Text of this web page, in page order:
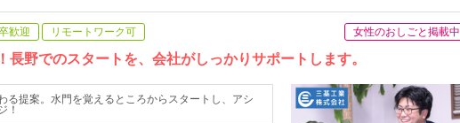
歓迎 リモートワーク可 女性のおしごと掲載中
野でのスタートを、会社がしっかりサポートします。
る提案。水門を覚えるところからスタートし、アシ
！